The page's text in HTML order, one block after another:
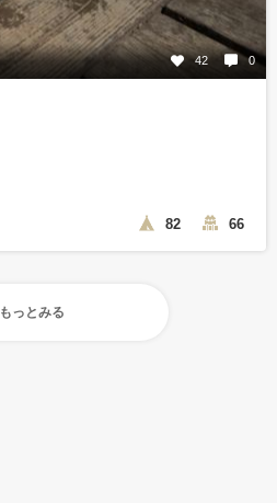
42 0
82 66
もっとみる